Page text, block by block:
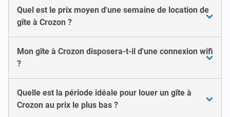
Quel est le prix moyen d'une semaine de location de
gîte à Crozon ?
Mon gîte à Crozon disposera-t-il d'une connexion wifi
?
Quelle est la période idéale pour louer un gîte à
Crozon au prix le plus bas ?